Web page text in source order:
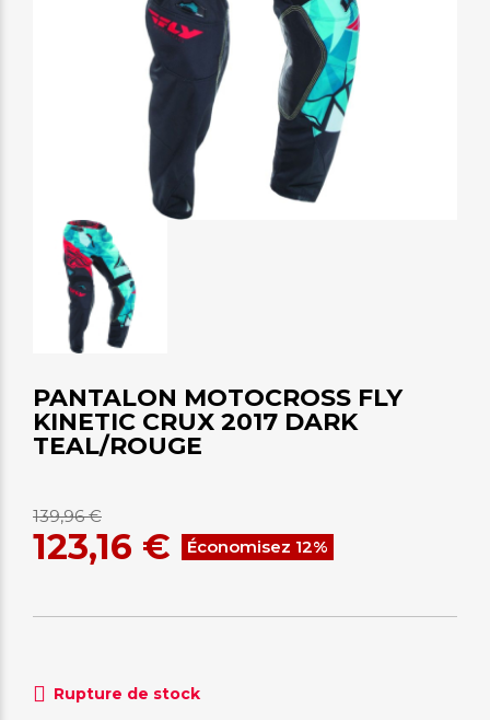
PANTALON MOTOCROSS FLY
KINETIC CRUX 2017 DARK
TEAL/ROUGE
139,96 €
123,16 € Économisez 12%
Rupture de stock